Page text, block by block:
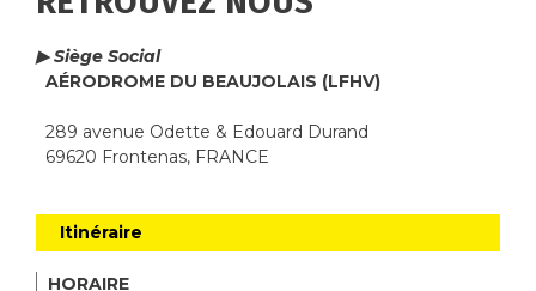
▶ Siège Social
AÉRODROME DU BEAUJOLAIS (LFHV)
289 avenue Odette & Edouard Durand
69620 Frontenas, FRANCE
Itinéraire
HORAIRE